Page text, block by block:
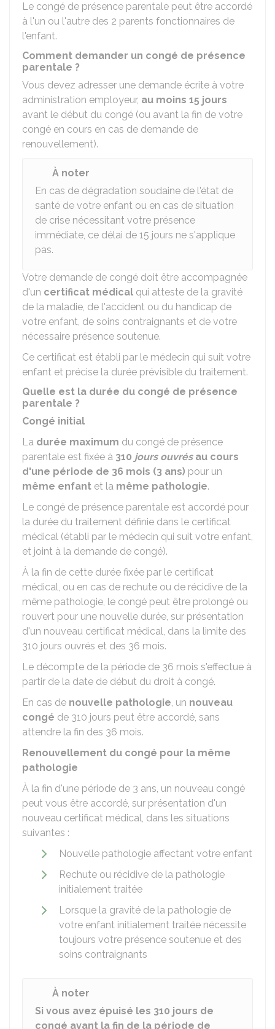
Le congé de présence parentale peut être accordé
à l'un ou l'autre des 2 parents fonctionnaires de
l'enfant.
Comment demander un congé de présence
parentale ?
Vous devez adresser une demande écrite à votre
administration employeur, au moins 15 jours
avant le début du congé (ou avant la fin de votre
congé en cours en cas de demande de
renouvellement).
À noter
En cas de dégradation soudaine de l'état de
santé de votre enfant ou en cas de situation
de crise nécessitant votre présence
immédiate, ce délai de 15 jours ne s'applique
pas.
Votre demande de congé doit être accompagnée
d'un certificat médical qui atteste de la gravité
de la maladie, de l'accident ou du handicap de
votre enfant, de soins contraignants et de votre
nécessaire présence soutenue.
Ce certificat est établi par le médecin qui suit votre
enfant et précise la durée prévisible du traitement.
Quelle est la durée du congé de présence
parentale ?
Congé initial
La durée maximum du congé de présence
parentale est fixée à 310 jours ouvrésau cours
d'une période de 36 mois (3 ans) pour un
même enfant et la même pathologie.
Le congé de présence parentale est accordé pour
la durée du traitement définie dans le certificat
médical (établi par le médecin qui suit votre enfant,
et joint à la demande de congé).
À la fin de cette durée fixée par le certificat
médical, ou en cas de rechute ou de récidive de la
même pathologie, le congé peut être prolongé ou
rouvert pour une nouvelle durée, sur présentation
d'un nouveau certificat médical, dans la limite des
310 jours ouvrés et des 36 mois.
Le décompte de la période de 36 mois s'effectue à
partir de la date de début du droit à congé.
En cas de nouvelle pathologie, un nouveau
congé de 310 jours peut être accordé, sans
attendre la fin des 36 mois.
Renouvellement du congé pour la même
pathologie
À la fin d'une période de 3 ans, un nouveau congé
peut vous être accordé, sur présentation d'un
nouveau certificat médical, dans les situations
suivantes :
Nouvelle pathologie affectant votre enfant
Rechute ou récidive de la pathologie
initialement traitée
Lorsque la gravité de la pathologie de
votre enfant initialement traitée nécessite
toujours votre présence soutenue et des
soins contraignants
À noter
Si vous avez épuisé les 310 jours de
congé avant la fin de la période de